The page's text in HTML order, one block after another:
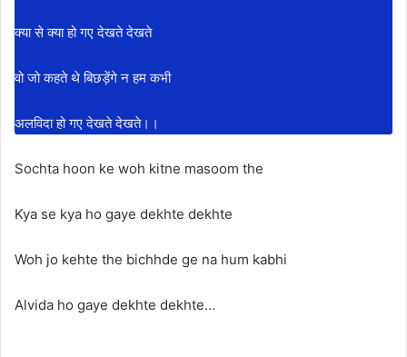
क्या से क्या हो गए देखते देखते
वो जो कहते थे बिछड़ेंगे न हम कभी
अलविदा हो गए देखते देखते।।
Sochta hoon ke woh kitne masoom the
Kya se kya ho gaye dekhte dekhte
Woh jo kehte the bichhde ge na hum kabhi
Alvida ho gaye dekhte dekhte…